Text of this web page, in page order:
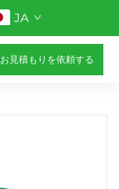
JA
お見積もりを依頼する